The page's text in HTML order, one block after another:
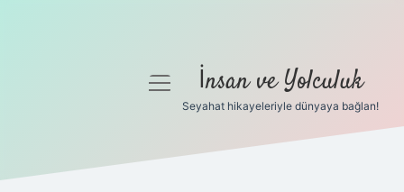
Gizlilik Politikası
menüyü İnsan ve Yolculuk
Seyahat hikayeleriyle dünyaya bağlan!